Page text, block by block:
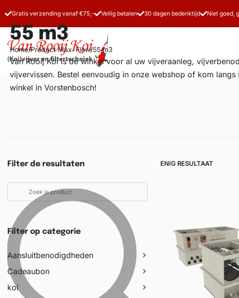
Gratis verzending vanaf €75,- Veilig betalen 30 dagen bedenktijd Niet goed,
55 m3
Home/Product Max. Flow/55 m3
Van Rooij Koi is dé winkel voor al uw vijveraanleg,
vijvervissen. Bestel eenvoudig in onze webshop of kom langs
winkel in Vorstenbosch!
Filter de resultaten
Filter op categorie
Aansluitbenodigdheden
Cadeaubon
koi
ENIG RESULTAAT